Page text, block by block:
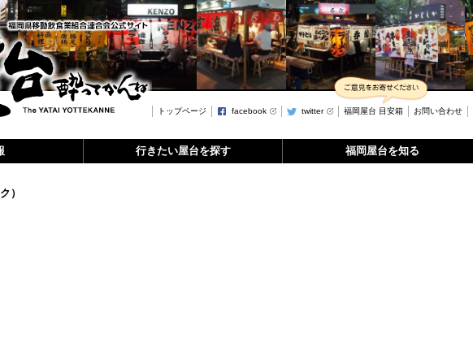
トップページ facebook twitter 福岡屋台 目安箱 お問い合わせ
行きたい屋台を探す 福岡屋台を知る
）